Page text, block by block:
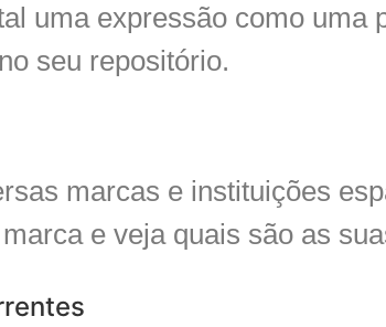
uma expressão como uma
seu repositório.
marcas e instituições
e veja quais são as